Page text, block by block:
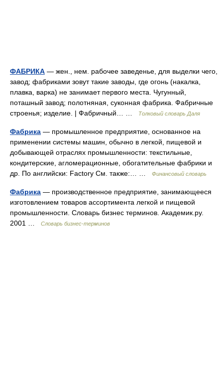
ФАБРИКА — жен., нем. рабочее заведенье, для выделки чего,
завод; фабриками зовут такие заводы, где огонь (накалка,
плавка, варка) не занимает первого места. Чугунный,
поташный завод; полотняная, суконная фабрика. Фабричные
строенья; изделие. | Фабричный… …
Толковый словарь Даля
Фабрика — промышленное предприятие, основанное на
применении системы машин, обычно в легкой, пищевой и
добывающей отраслях промышленности: текстильные,
кондитерские, агломерационные, обогатительные фабрики и
др. По английски: Factory См. также:… …
Финансовый словарь
Фабрика — производственное предприятие, занимающееся
изготовлением товаров ассортимента легкой и пищевой
промышленности. Словарь бизнес терминов. Академик.ру.
2001 …
Словарь бизнес-терминов